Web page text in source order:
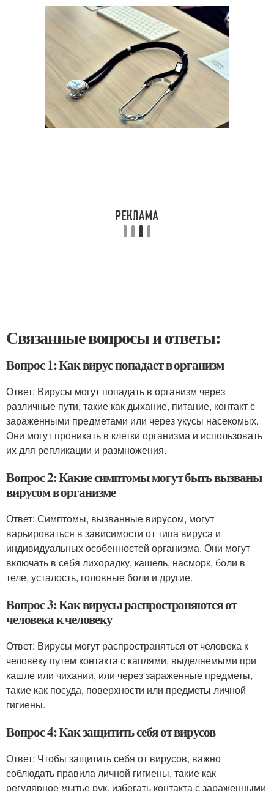
Связанные вопросы и ответы:
Вопрос 1: Как вирус попадает в организм
Ответ: Вирусы могут попадать в организм через
различные пути, такие как дыхание, питание, контакт с
зараженными предметами или через укусы насекомых.
Они могут проникать в клетки организма и использовать
их для репликации и размножения.
Вопрос 2: Какие симптомы могут быть вызваны
вирусом в организме
Ответ: Симптомы, вызванные вирусом, могут
варьироваться в зависимости от типа вируса и
индивидуальных особенностей организма. Они могут
включать в себя лихорадку, кашель, насморк, боли в
теле, усталость, головные боли и другие.
Вопрос 3: Как вирусы распространяются от
человека к человеку
Ответ: Вирусы могут распространяться от человека к
человеку путем контакта с каплями, выделяемыми при
кашле или чихании, или через зараженные предметы,
такие как посуда, поверхности или предметы личной
гигиены.
Вопрос 4: Как защитить себя от вирусов
Ответ: Чтобы защитить себя от вирусов, важно
соблюдать правила личной гигиены, такие как
регулярное мытье рук, избегать контакта с зараженными